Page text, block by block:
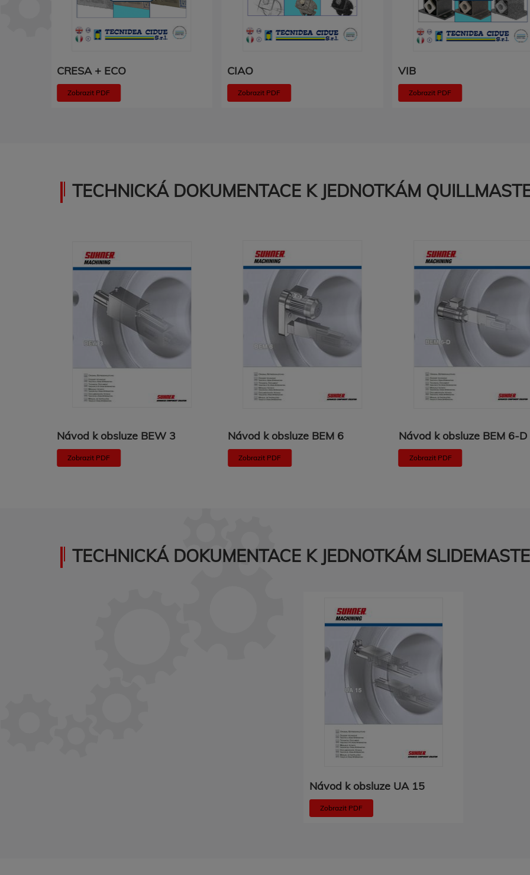
CRESA + ECO
Zobrazit PDF
CIAO
Zobrazit PDF
VIB
Zobrazit PDF
TECHNICKÁ DOKUMENTACE K JEDNOTKÁM
Návod k obsluze BEW 3
Zobrazit PDF
Návod k obsluze BEM 6
Zobrazit PDF
Návod k obsluze BEM 6-D
Zobrazit PDF
TECHNICKÁ DOKUMENTACE K JEDNOTKÁM
Návod k obsluze UA 15
Zobrazit PDF